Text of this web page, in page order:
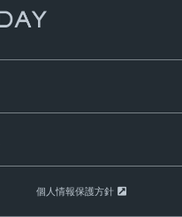
個人情報保護方針